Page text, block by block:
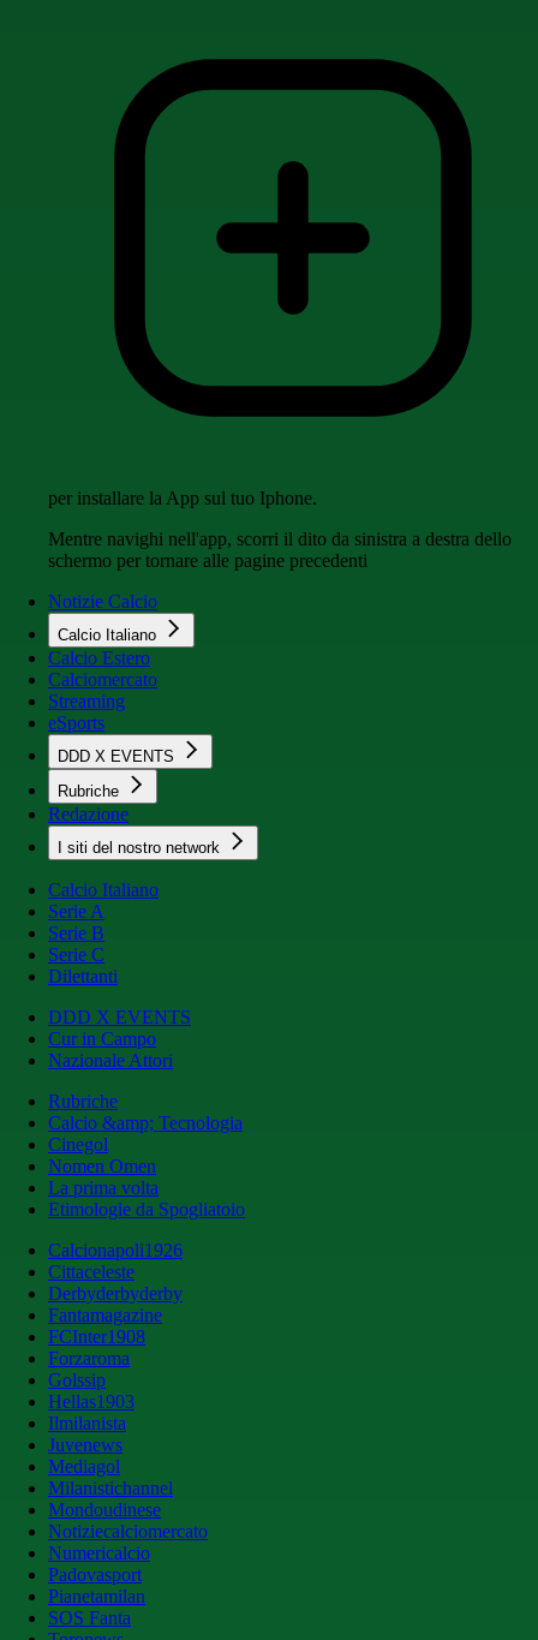
per installare la App sul tuo Iphone.
Mentre navighi nell'app, scorri il dito da sinistra a destra dello
schermo per tornare alle pagine precedenti
Notizie Calcio
Calcio Italiano
Calcio Estero
Calciomercato
Streaming
eSports
DDD X EVENTS
Rubriche
Redazione
I siti del nostro network
Calcio Italiano
Serie A
Serie B
Serie C
Dilettanti
DDD X EVENTS
Cur in Campo
Nazionale Attori
Rubriche
Calcio &amp; Tecnologia
Cinegol
Nomen Omen
La prima volta
Etimologie da Spogliatoio
Calcionapoli1926
Cittaceleste
Derbyderbyderby
Fantamagazine
FCInter1908
Forzaroma
Golssip
Hellas1903
Ilmilanista
Juvenews
Mediagol
Milanistichannel
Mondoudinese
Notiziecalciomercato
Numericalcio
Padovasport
Pianetamilan
SOS Fanta